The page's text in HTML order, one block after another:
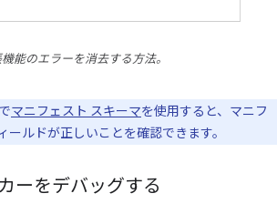
能のエラーを消去する方法。
マニフェスト スキーマを使用すると、マニフ
ールドが正しいことを確認できます。
ーをデバッグする